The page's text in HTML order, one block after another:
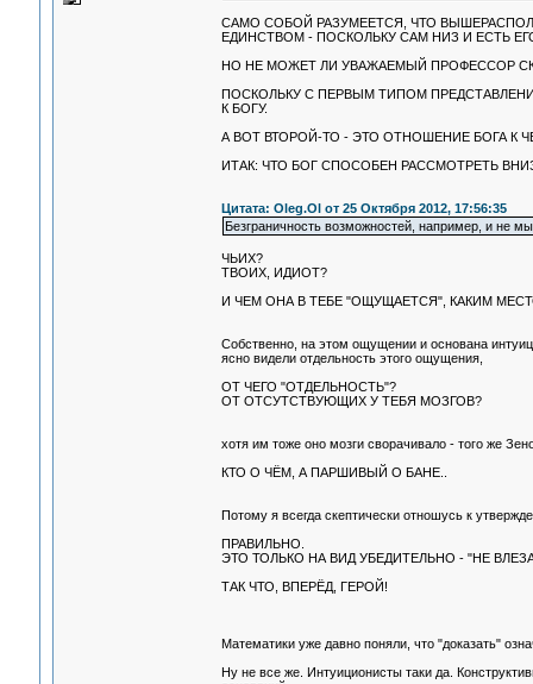
САМО СОБОЙ РАЗУМЕЕТСЯ, ЧТО
ЕДИНСТВОМ - ПОСКОЛЬКУ САМ НИЗ И ЕСТЬ
НО НЕ МОЖЕТ ЛИ УВАЖАЕМЫЙ ПРОФЕССОР
ПОСКОЛЬКУ С ПЕРВЫМ ТИПОМ
К БОГУ.
А ВОТ ВТОРОЙ-ТО - ЭТО ОТНОШЕНИЕ БОГА К
ИТАК: ЧТО БОГ СПОСОБЕН РАССМОТРЕТЬ
Цитата: Oleg.Ol от 25 Октября 2012, 17:56:35
Безграничность возможностей, например, и не
ЧЬИХ?
ТВОИХ, ИДИОТ?
И ЧЕМ ОНА В ТЕБЕ "ОЩУЩАЕТСЯ", КАКИМ
Собственно, на этом ощущении и основана
ясно видели отдельность этого ощущения,
ОТ ЧЕГО "ОТДЕЛЬНОСТЬ"?
ОТ ОТСУТСТВУЮЩИХ У ТЕБЯ МОЗГОВ?
хотя им тоже оно мозги сворачивало - того же
КТО О ЧЁМ, А ПАРШИВЫЙ О БАНЕ..
Потому я всегда скептически отношусь к
ПРАВИЛЬНО.
ЭТО ТОЛЬКО НА ВИД УБЕДИТЕЛЬНО - "НЕ
ТАК ЧТО, ВПЕРЁД, ГЕРОЙ!
Математики уже давно поняли, что "доказать"
Ну не все же. Интуиционисты таки да.